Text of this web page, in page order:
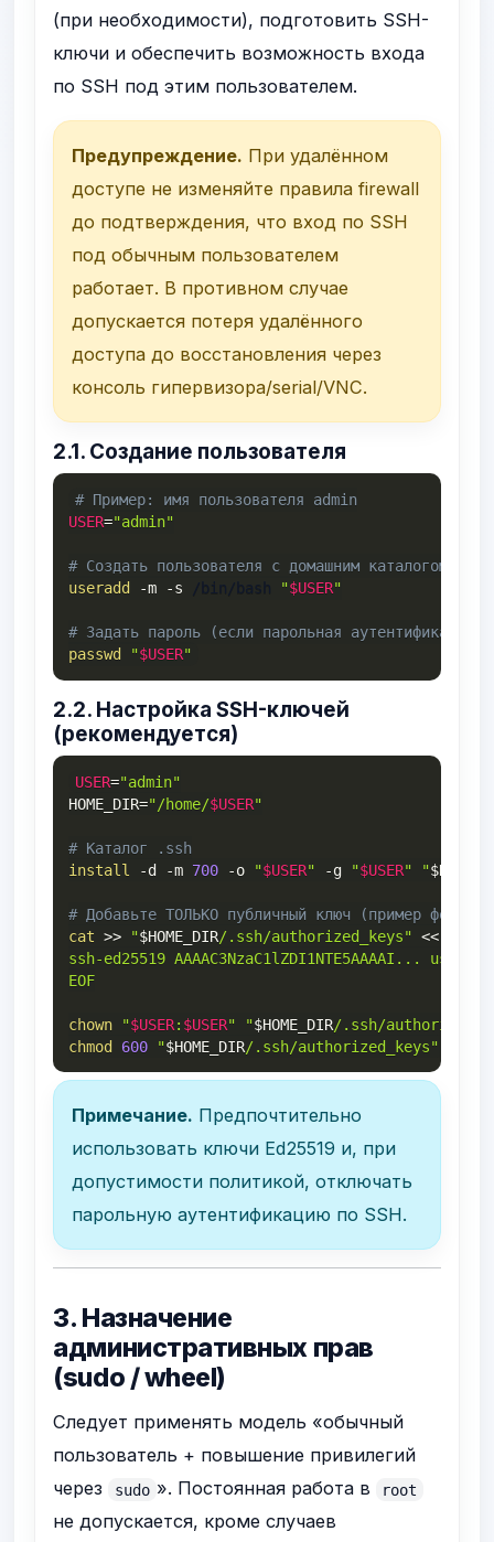
(при необходимости), подготовить SSH-
ключи и обеспечить возможность входа
по SSH под этим пользователем.
Предупреждение. При удалённом
доступе не изменяйте правила firewall
до подтверждения, что вход по SSH
под обычным пользователем
работает. В противном случае
допускается потеря удалённого
доступа до восстановления через
консоль гипервизора/serial/VNC.
2.1. Создание пользователя
# Пример: имя пользователя admin
USER="admin"
# Создать пользователя с домашним каталогом и
useradd
-m -s "$USER"
# Задать пароль (если парольная аутентификация
passwd
"$USER"
2.2. Настройка SSH-ключей
(рекомендуется)
USER="admin"
HOME_DIR="/home/$USER"
# Каталог .ssh
install
-d -m 700 -o "$USER" -g "$USER" "
# Добавьте ТОЛЬКО публичный ключ (пример
cat >> "$HOME_DIR/.ssh/authorized_keys" <<
ssh-ed25519 AAAAC3NzaC1lZDI1NTE5AAAAI...
EOF
chown "$USER: $USER" "$HOME_DIR/.ssh/
chmod 600 "$HOME_DIR/.ssh/authorized_keys"
Примечание. Предпочтительно
использовать ключи Ed25519 и, при
допустимости политикой, отключать
парольную аутентификацию по SSH.
3. Назначение
административных прав
(sudo / wheel)
Следует применять модель «обычный
пользователь + повышение привилегий
через
sudo ». Постоянная работа в root
не допускается, кроме случаев